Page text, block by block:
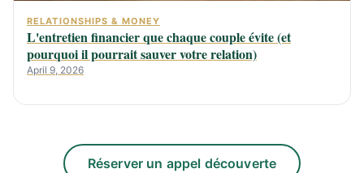
RELATIONSHIPS & MONEY
L'entretien financier que chaque couple évite (et
pourquoi il pourrait sauver votre relation)
April 9, 2026
Réserver un appel découverte